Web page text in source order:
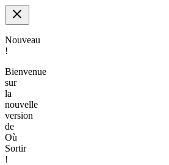
Nouveau
!
Bienvenue
sur
la
nouvelle
version
de
Où
Sortir
!